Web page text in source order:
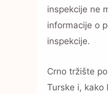
inspekcije ne
informacije o
inspekcije.
Crno tržište
Turske i, kako